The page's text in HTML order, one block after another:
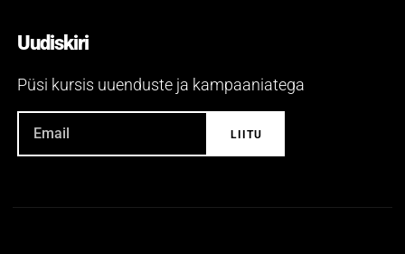
Uudiskiri
Püsi kursis uuenduste ja kampaaniatega